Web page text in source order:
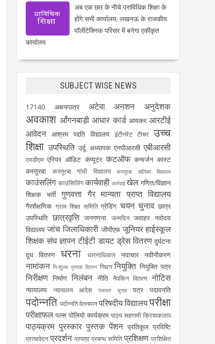
अब एक छत के नीचे प्राविधिक शिक्षा के
होंगे सभी कार्यालय, लखनऊ के राजकीय
पॉलीटेक्निक परिसर में बनेगा एकीकृत
कार्यालय
SUBJECT WISE NEWS
17140 अक्षयपात्र अटेवा अनशन अनुदेशक
अवकाश आँगनबाड़ी आधार कार्ड आयकर आरटीई
आवेदन आश्रम पद्दति विद्यालय इंटीनरेंट टीचर उच्च
शिक्षा उपस्थिति उर्दू अध्यापक एनपीआरसी एबीआरसी
एमडीएम एरियर ऑडिट कंप्यूटर कटऑफ कन्वर्जन कास्ट
कस्तूरबा
कस्तूरबा गांधी विद्यालय कस्तूरबा बालिका विद्यालय
काउंसलिंग काउंसिलिंग कार्यवाही कार्रवाई खेल गणित/विज्ञान
शिक्षक भर्ती
गुणवत्ता गैर मान्यता प्राप्त विद्यालय
गैरशैक्षणिक ग्राम शिक्षा समिति ग्रेडिंग चयन चुनाव छात्र
उपस्थिति छात्रवृत्ति जनगणना जन्मदिन जवाहर नवोदय
विद्यालय जांच जिलाधिकारी जीपीएफ जूनियर हाईस्कूल
शिक्षक संघ ज्ञापन टीईटी डायट ड्रेस वितरण दुर्घटना
दूध वितरण
धरना धारणाधिकार नवाचार नवीनीकरण
नामांकन निःशुल्क पुस्तक वितरण निधन नियुक्ति नियुक्ति पत्र
निरीक्षण निर्माण निलंबन नीति नैपकिन वितरण नोटिस
न्यायालय न्यायालय आदेश पंचायत चुनाव पत्र पदावनति
पदोन्नति पदोन्नति वेतनमानपरिषदीय विद्यालयपरीक्षा
परीक्षाफल पल्स पोलियो कार्यक्रम पाठ्य सहगामी क्रियाकलाप
पाठ्यक्रम पुरस्कार पुस्तक पेंशन प्रतिकूल प्रविष्टि
प्रत्यावेदन प्रदर्शन प्रपत्र प्रबन्ध समिति प्रशिक्षण प्रशिक्षित